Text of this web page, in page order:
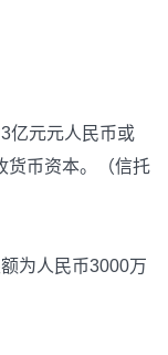
元元人民币或
货币资本。（信托
为人民币3000万